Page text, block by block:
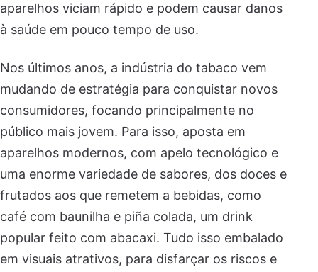
aparelhos viciam rápido e podem causar danos
à saúde em pouco tempo de uso.
Nos últimos anos, a indústria do tabaco vem
mudando de estratégia para conquistar novos
consumidores, focando principalmente no
público mais jovem. Para isso, aposta em
aparelhos modernos, com apelo tecnológico e
uma enorme variedade de sabores, dos doces e
frutados aos que remetem a bebidas, como
café com baunilha e piña colada, um drink
popular feito com abacaxi. Tudo isso embalado
em visuais atrativos, para disfarçar os riscos e